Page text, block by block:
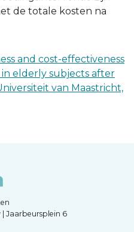
de totale kosten na
and cost-effectiveness
elderly subjects after
van Maastricht,
Jaarbeursplein 6